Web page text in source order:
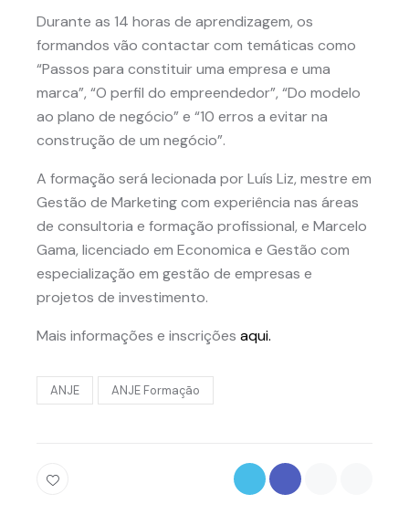
Durante as 14 horas de aprendizagem, os
formandos vão contactar com temáticas como
“Passos para constituir uma empresa e uma
marca”, “O perfil do empreendedor”, “Do modelo
ao plano de negócio” e “10 erros a evitar na
construção de um negócio”.
A formação será lecionada por Luís Liz, mestre em
Gestão de Marketing com experiência nas áreas
de consultoria e formação profissional, e Marcelo
Gama, licenciado em Economica e Gestão com
especialização em gestão de empresas e
projetos de investimento.
Mais informações e inscrições aqui.
ANJE ANJE Formação